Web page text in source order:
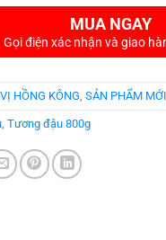
MUA NGAY
Gọi điện xác nhận và giao
HỒNG KÔNG,SẢN PHẨM
,Tương đậu 800g